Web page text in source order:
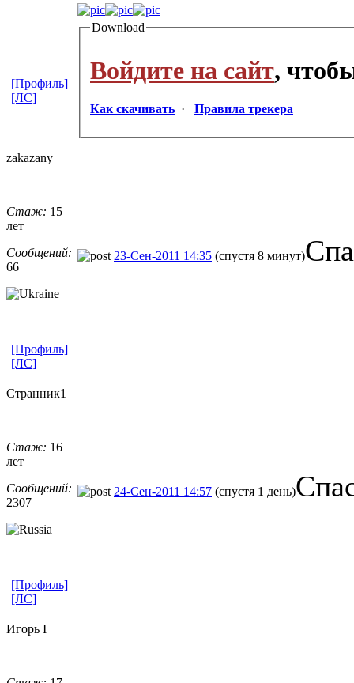
Download
Войдите на сайт,
Как скачивать · Правила трекера
[Профиль]
[ЛС]
zakazany
Стаж: 15
лет
Сообщений:
66
23-Сен-2011 14:35 (спустя 8 минут)
[Профиль]
[ЛС]
Странник1
Стаж: 16
лет
Сообщений:
2307
24-Сен-2011 14:57 (спустя 1 день)
[Профиль]
[ЛС]
Игорь I